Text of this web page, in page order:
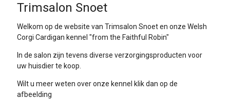
Trimsalon Snoet
Welkom op de website van Trimsalon Snoet en onze Welsh
Corgi Cardigan kennel "from the Faithful Robin"
In de salon zijn tevens diverse verzorgingsproducten voor
uw huisdier te koop.
Wilt u meer weten over onze kennel klik dan op de
afbeelding